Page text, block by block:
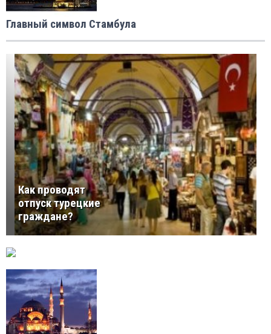
Главный символ Стамбула
Как проводят
отпуск турецкие
граждане?